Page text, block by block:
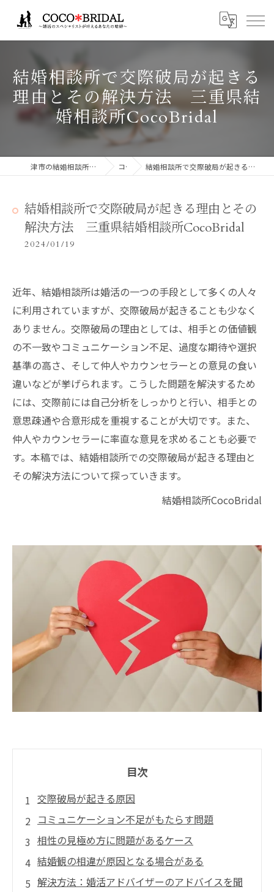
結婚相談所で交際破局が起きる
理由とその解決方法 三重県結
婚相談所CocoBridal
津市の結婚相談所ならCocoBridalココブライダル コラム 結婚相談所で交際破局が起きる理由とその解決方法 三重県結婚相談所CocoBridal
結婚相談所で交際破局が起きる理由とその
解決方法 三重県結婚相談所CocoBridal
2024/01/19
近年、結婚相談所は婚活の一つの手段として多くの人々
に利用されていますが、交際破局が起きることも少なく
ありません。交際破局の理由としては、相手との価値観
の不一致やコミュニケーション不足、過度な期待や選択
基準の高さ、そして仲人やカウンセラーとの意見の食い
違いなどが挙げられます。こうした問題を解決するため
には、交際前には自己分析をしっかりと行い、相手との
意思疎通や合意形成を重視することが大切です。また、
仲人やカウンセラーに率直な意見を求めることも必要で
す。本稿では、結婚相談所での交際破局が起きる理由と
その解決方法について探っていきます。
結婚相談所CocoBridal
目次
交際破局が起きる原因
コミュニケーション不足がもたらす問題
相性の見極め方に問題があるケース
結婚観の相違が原因となる場合がある
解決方法：婚活アドバイザーのアドバイスを聞